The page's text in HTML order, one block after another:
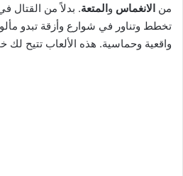
من الانغماس والمتعة. بدلاً من القتال
تخطط وتناور في شوارع وأزقة تبدو
واقعية وحماسية. هذه الألعاب تتيح